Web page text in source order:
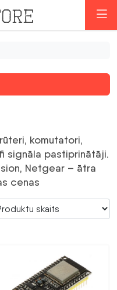
komutatori,
signāla pastiprinātāji.
Netgear – ātra
cenas